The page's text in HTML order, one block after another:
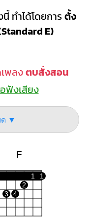
ทำได้โดยการตั้ง
E)
พลงตบสั่งสอน
ฟังเสียง
ด ▼
F
1
1
2
3
4